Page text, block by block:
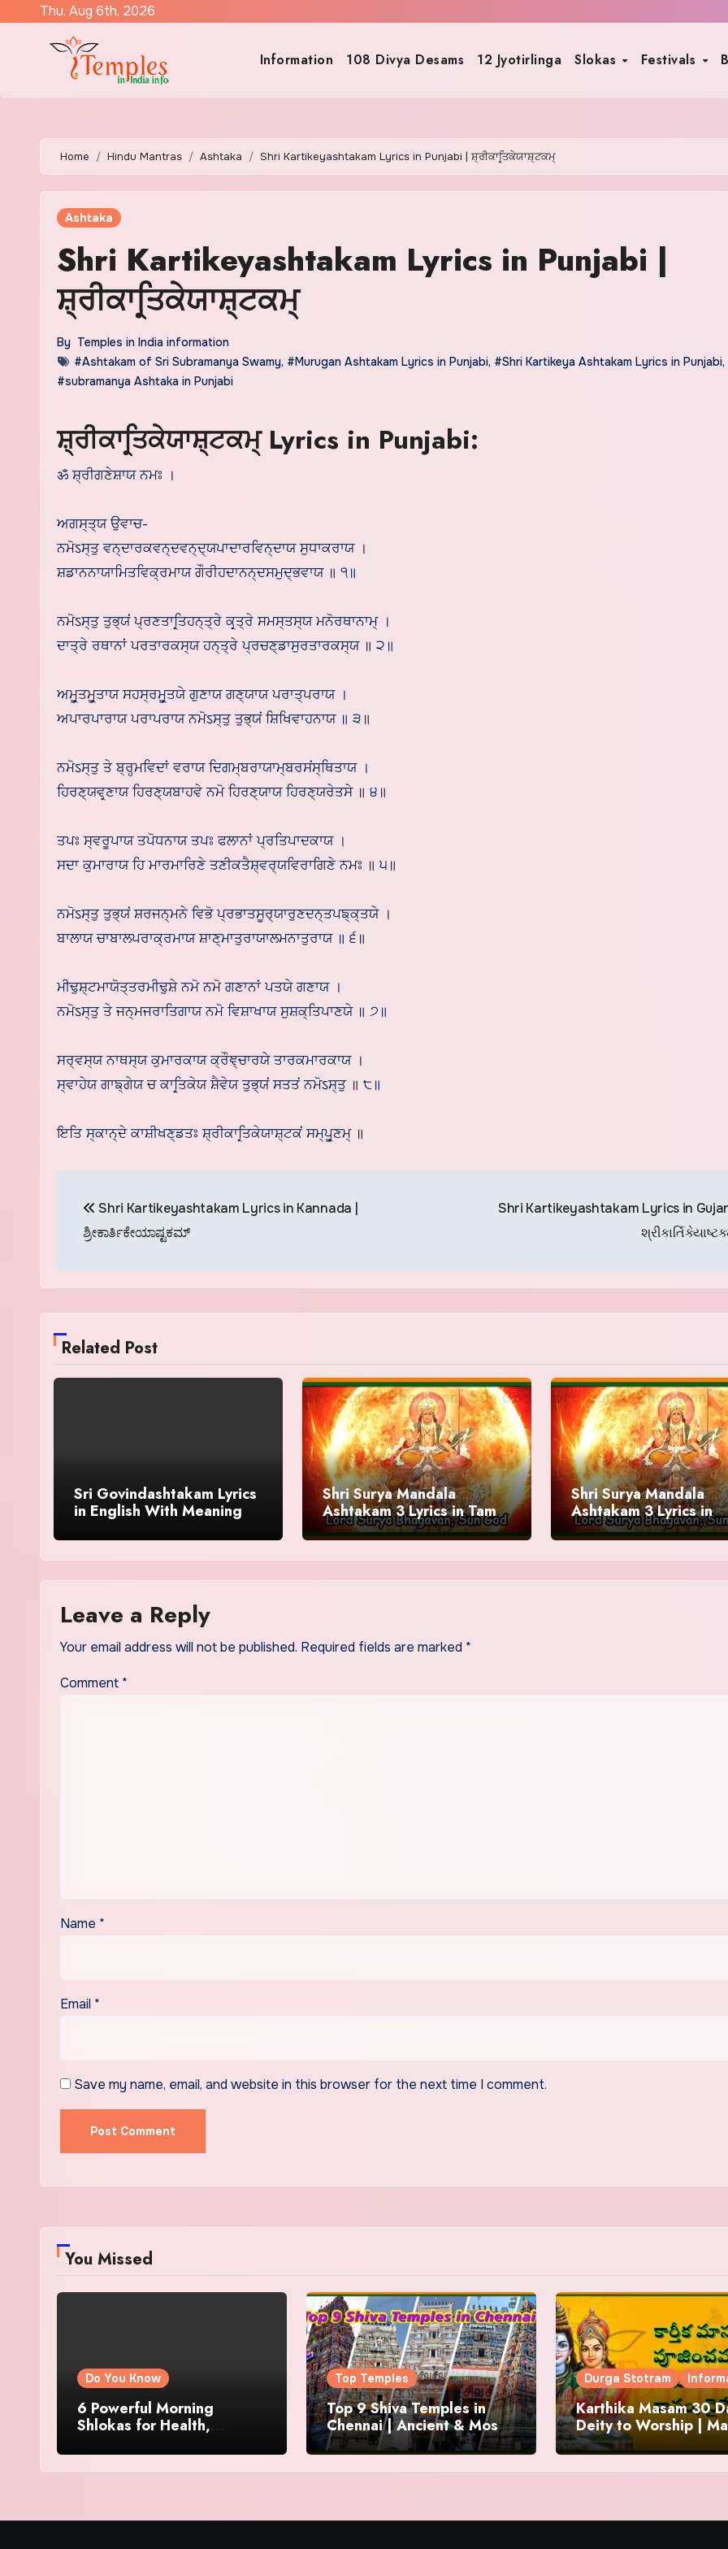
Thu. Aug 6th, 2026
Information 108 Divya Desams 12 Jyotirlinga Slokas Festivals
Home Hindu Mantras Ashtaka Shri Kartikeyashtakam Lyrics in Punjabi | ਸ਼੍ਰੀਕਾਰ੍ਤਿਕੇਯਾਸ਼੍ਟਕਮ੍
Ashtaka
Shri Kartikeyashtakam Lyrics in Punjabi |
ਸ਼੍ਰੀਕਾਰ੍ਤਿਕੇਯਾਸ਼੍ਟਕਮ੍
By Temples in India information
#Ashtakam of Sri Subramanya Swamy, #Murugan Ashtakam Lyrics in Punjabi, #Shri Kartikeya Ashtakam Lyrics in Punjabi,
#subramanya Ashtaka in Punjabi
ਸ਼੍ਰੀਕਾਰ੍ਤਿਕੇਯਾਸ਼੍ਟਕਮ੍ Lyrics in Punjabi:
ॐ ਸ਼੍ਰੀਗਣੇਸ਼ਾਯ ਨਮਃ ।
ਅਗਸ੍ਤ੍ਯ ਉਵਾਚ-
ਨਮੋऽਸ੍ਤੁ ਵਨ੍ਦਾਰਕਵਨ੍ਦਵਨ੍ਦ੍ਯਪਾਦਾਰਵਿਨ੍ਦਾਯ ਸੁਧਾਕਰਾਯ ।
ਸ਼ਡਾਨਨਾਯਾਮਿਤਵਿਕ੍ਰਮਾਯ ਗੌਰੀਹਦਾਨਨ੍ਦਸਮੁਦ੍ਭਵਾਯ ॥ ੧॥
ਨਮੋऽਸ੍ਤੁ ਤੁਭ੍ਯਂ ਪ੍ਰਣਤਾਰ੍ਤਿਹਨ੍ਤ੍ਰੇ ਕਰ੍ਤ੍ਰੇ ਸਮਸ੍ਤਸ੍ਯ ਮਨੋਰਥਾਨਾਮ੍ ।
ਦਾਤ੍ਰੇ ਰਥਾਨਾਂ ਪਰਤਾਰਕਸ੍ਯ ਹਨ੍ਤ੍ਰੇ ਪ੍ਰਚਣ੍ਡਾਸੁਰਤਾਰਕਸ੍ਯ ॥ ੨॥
ਅਮੂਰ੍ਤਮੂਰ੍ਤਾਯ ਸਹਸ੍ਰਮੂਰ੍ਤਯੇ ਗੁਣਾਯ ਗਣ੍ਯਾਯ ਪਰਾਤ੍ਪਰਾਯ ।
ਅਪਾਰਪਾਰਾਯ ਪਰਾਪਰਾਯ ਨਮੋऽਸ੍ਤੁ ਤੁਭ੍ਯਂ ਸ਼ਿਖਿਵਾਹਨਾਯ ॥ ੩॥
ਨਮੋऽਸ੍ਤੁ ਤੇ ਬ੍ਰਹ੍ਮਵਿਦਾਂ ਵਰਾਯ ਦਿਗਮ੍ਬਰਾਯਾਮ੍ਬਰਸਂਸ੍ਥਿਤਾਯ ।
ਹਿਰਣ੍ਯਵਰ੍ਣਾਯ ਹਿਰਣ੍ਯਬਾਹਵੇ ਨਮੋ ਹਿਰਣ੍ਯਾਯ ਹਿਰਣ੍ਯਰੇਤਸੇ ॥ ੪॥
ਤਪਃ ਸ੍ਵਰੂਪਾਯ ਤਪੋਧਨਾਯ ਤਪਃ ਫਲਾਨਾਂ ਪ੍ਰਤਿਪਾਦਕਾਯ ।
ਸਦਾ ਕੁਮਾਰਾਯ ਹਿ ਮਾਰਮਾਰਿਣੇ ਤਣੀਕਤੈਸ਼੍ਵਰ੍ਯਵਿਰਾਗਿਣੇ ਨਮਃ ॥ ੫॥
ਨਮੋऽਸ੍ਤੁ ਤੁਭ੍ਯਂ ਸ਼ਰਜਨ੍ਮਨੇ ਵਿਭੋ ਪ੍ਰਭਾਤਸੂਰ੍ਯਾਰੁਣਦਨ੍ਤਪਙ੍ਕ੍ਤਯੇ ।
ਬਾਲਾਯ ਚਾਬਾਲਪਰਾਕ੍ਰਮਾਯ ਸ਼ਾਣ੍ਮਾਤੁਰਾਯਾਲਮਨਾਤੁਰਾਯ ॥ ੬॥
ਮੀਢੁਸ਼੍ਟਮਾਯੋਤ੍ਤਰਮੀਢੁਸ਼ੇ ਨਮੋ ਨਮੋ ਗਣਾਨਾਂ ਪਤਯੇ ਗਣਾਯ ।
ਨਮੋऽਸ੍ਤੁ ਤੇ ਜਨ੍ਮਜਰਾਤਿਗਾਯ ਨਮੋ ਵਿਸ਼ਾਖਾਯ ਸੁਸ਼ਕ੍ਤਿਪਾਣਯੇ ॥ ੭॥
ਸਰ੍ਵਸ੍ਯ ਨਾਥਸ੍ਯ ਕੁਮਾਰਕਾਯ ਕ੍ਰੌਞ੍ਚਾਰਯੇ ਤਾਰਕਮਾਰਕਾਯ ।
ਸ੍ਵਾਹੇਯ ਗਾਙ੍ਗੇਯ ਚ ਕਾਰ੍ਤਿਕੇਯ ਸ਼ੈਵੇਯ ਤੁਭ੍ਯਂ ਸਤਤਂ ਨਮੋऽਸ੍ਤੁ ॥ ੮॥
ਇਤਿ ਸ੍ਕਾਨ੍ਦੇ ਕਾਸ਼ੀਖਣ੍ਡਤਃ ਸ਼੍ਰੀਕਾਰ੍ਤਿਕੇਯਾਸ਼੍ਟਕਂ ਸਮ੍ਪੂਰ੍ਣਮ੍ ॥
navigation
Shri Kartikeyashtakam Lyrics in Kannada |
ಶ್ರೀಕಾರ್ತಿಕೇಯಾಷ್ಟಕಮ್
Shri Kartikeyashtakam Lyrics in
Related Post
Sri Govindashtakam Lyrics
in English With Meaning
Shri Surya Mandala
Ashtakam 3 Lyrics in Tamil
| Surya Bhagavan Slokam
Shri Surya Mandala
Ashtakam 3 Lyrics in
Telugu | Surya
Slokam
Leave a Reply
Your email address will not be published. Required fields are marked *
Comment *
Name *
Email *
Save my name, email, and website in this browser for the next time I comment.
You Missed
Do You Know
6 Powerful Morning
Shlokas for Health,
Top Temples
Top 9 Shiva Temples in
Chennai | Ancient & Most
Famous
Durga Stotram
Karthika Masam 30
Deity to Worship |
to Chant | Donations
Offering